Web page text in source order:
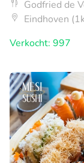
Godfried de
Eindhoven
Verkocht: 997